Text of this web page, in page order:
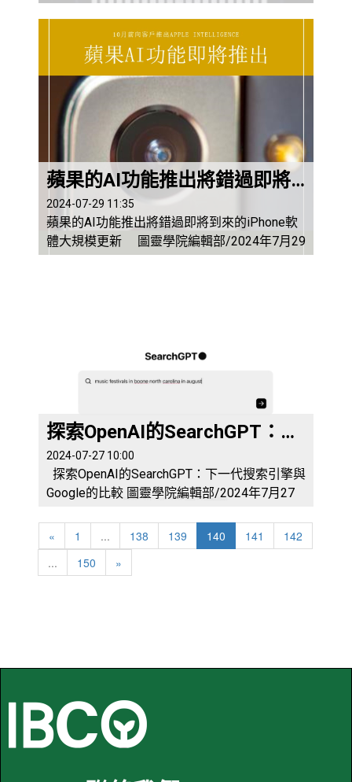
搜尋與SearchGPT的功能比較 圖靈學院編輯
術的進步帶來了搜尋和自然語言處理領域的巨
大變革。Bing生成式搜尋和SearchGPT代表了
這兩個方向的尖端應用。本文將從功能、用戶
體驗、技術特點及應用場景等方面，詳細比較
這...
蘋果的AI功能推出將錯過即將到來的iPhone軟體大規模更新
2024-07-29 11:35
蘋果的AI功能推出將錯過即將到來的iPhone軟
體大規模更新 圖靈學院編輯部/2024年7月29
日/科楠 根據知情人士透露，該公司計劃在
的初次推出，但這給了公司更多時...
探索OpenAI的SearchGPT：下一代搜索引擎與Google的比較
2024-07-27 10:00
探索OpenAI的SearchGPT：下一代搜索引擎與
Google的比較 圖靈學院編輯部/2024年7月27
為我們日常生活中不可或缺的工具。Google作
為搜索引擎的領軍者，長期以來佔據著市場主
導地位。然而，OpenAI推出的SearchGPT將成
« 1 ... 138 139 140 141
142
...
150 »